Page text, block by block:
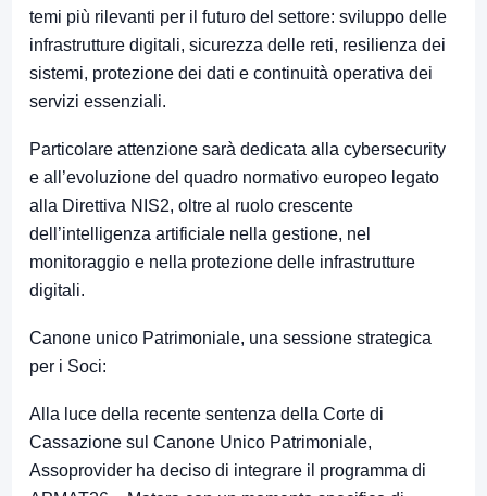
temi più rilevanti per il futuro del settore: sviluppo delle
infrastrutture digitali, sicurezza delle reti, resilienza dei
sistemi, protezione dei dati e continuità operativa dei
servizi essenziali.
Particolare attenzione sarà dedicata alla cybersecurity
e all’evoluzione del quadro normativo europeo legato
alla Direttiva NIS2, oltre al ruolo crescente
dell’intelligenza artificiale nella gestione, nel
monitoraggio e nella protezione delle infrastrutture
digitali.
Canone unico Patrimoniale, una sessione strategica
per i Soci:
Alla luce della recente sentenza della Corte di
Cassazione sul Canone Unico Patrimoniale,
Assoprovider ha deciso di integrare il programma di